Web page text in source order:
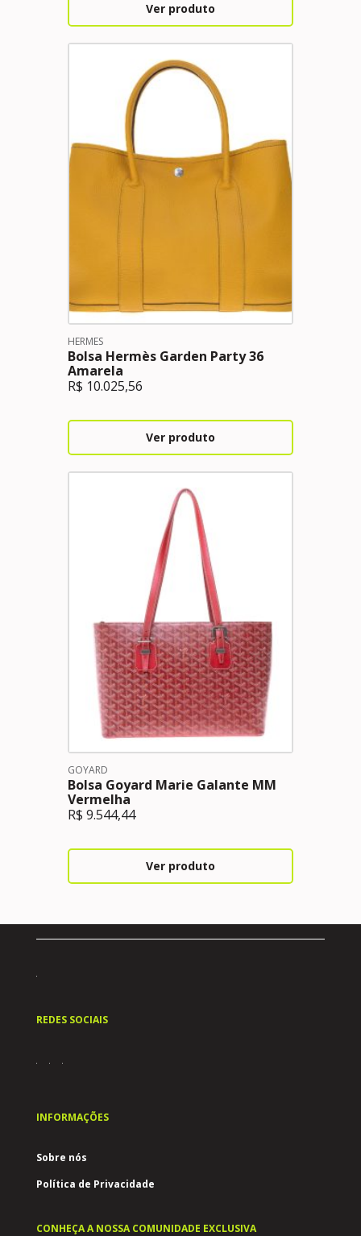
Ver produto
HERMES
Bolsa Hermès Garden Party 36
Amarela
R$ 10.025,56
Ver produto
GOYARD
Bolsa Goyard Marie Galante MM
Vermelha
R$ 9.544,44
Ver produto
REDES SOCIAIS
INFORMAÇÕES
Sobre nós
Política de Privacidade
CONHEÇA A NOSSA COMUNIDADE EXCLUSIVA